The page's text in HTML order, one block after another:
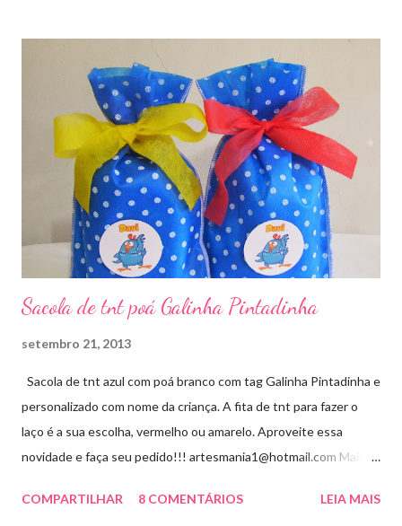
Sacola de tnt poá Galinha Pintadinha
setembro 21, 2013
Sacola de tnt azul com poá branco com tag Galinha Pintadinha e
personalizado com nome da criança. A fita de tnt para fazer o
laço é a sua escolha, vermelho ou amarelo. Aproveite essa
novidade e faça seu pedido!!! artesmania1@hotmail.com Mais
COMPARTILHAR
8 COMENTÁRIOS LEIA MAIS